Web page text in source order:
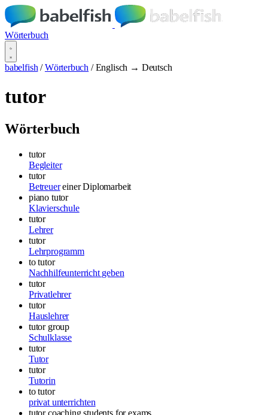
Wörterbuch
babelfish / Wörterbuch / Englisch → Deutsch
tutor
Wörterbuch
tutor
Begleiter
tutor
Betreuer einer Diplomarbeit
piano tutor
Klavierschule
tutor
Lehrer
tutor
Lehrprogramm
to tutor
Nachhilfeunterricht geben
tutor
Privatlehrer
tutor
Hauslehrer
tutor group
Schulklasse
tutor
Tutor
tutor
Tutorin
to tutor
privat unterrichten
tutor coaching students for exams